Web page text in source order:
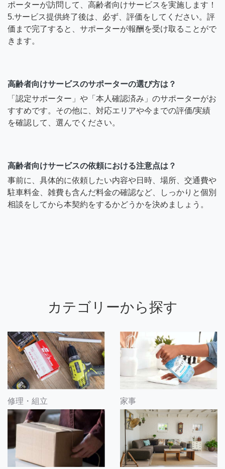
ポーターが訪問して、高齢者向けサービスを実施します！
5.サービス提供終了後は、必ず、評価をしてください。評
価まで完了すると、サポーターが報酬を受け取ることがで
きます。
高齢者向けサービスのサポーターの選び方は？
「認定サポーター」や「本人確認済み」のサポーターがお
すすめです。その他に、対応エリアや今までの評価/実績
を確認して、選んでください。
高齢者向けサービスの依頼における注意点は？
事前に、具体的に依頼したい内容や日時、場所、交通費や
駐車料金、雑費も含んだ料金の確認など、しっかりと個別
相談をしてから本契約をするかどうかを決めましょう。
カテゴリーから探す
修理・組立 家事